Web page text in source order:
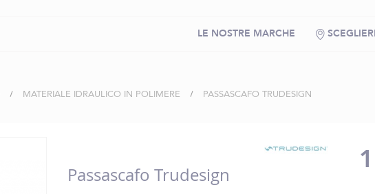
LE NOSTRE MARCHE
MATERIALE IDRAULICO IN POLIMERE PASSASCAFO TRUDESIGN
Passascafo Trudesign